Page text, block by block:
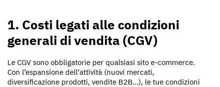
1. Costi legati alle condizioni
generali di vendita (CGV)
Le CGV sono obbligatorie per qualsiasi sito e-commerce.
Con l’espansione dell’attività (nuovi mercati,
diversificazione prodotti, vendite B2B…), le tue condizioni